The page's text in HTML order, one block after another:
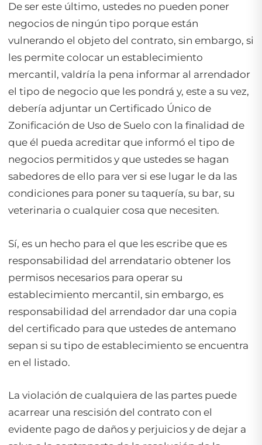
De ser este último, ustedes no pueden poner
negocios de ningún tipo porque están
vulnerando el objeto del contrato, sin embargo, si
les permite colocar un establecimiento
mercantil, valdría la pena informar al arrendador
el tipo de negocio que les pondrá y, este a su vez,
debería adjuntar un Certificado Único de
Zonificación de Uso de Suelo con la finalidad de
que él pueda acreditar que informó el tipo de
negocios permitidos y que ustedes se hagan
sabedores de ello para ver si ese lugar le da las
condiciones para poner su taquería, su bar, su
veterinaria o cualquier cosa que necesiten.
Sí, es un hecho para el que les escribe que es
responsabilidad del arrendatario obtener los
permisos necesarios para operar su
establecimiento mercantil, sin embargo, es
responsabilidad del arrendador dar una copia
del certificado para que ustedes de antemano
sepan si su tipo de establecimiento se encuentra
en el listado.
La violación de cualquiera de las partes puede
acarrear una rescisión del contrato con el
evidente pago de daños y perjuicios y de dejar a